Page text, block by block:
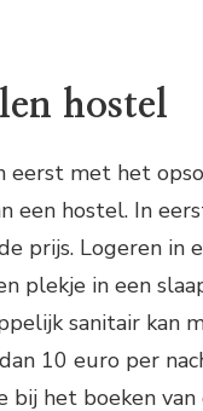
hostel
eerst met het
een hostel. In
prijs. Logeren in
plekje in een
sanitair kan
10 euro per
bij het boeken van